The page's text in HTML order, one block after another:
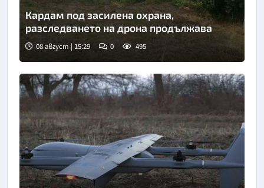
Снимка: БНР
Кардам под засилена охрана,
разследването на дрона продължава
08 август | 15:29 0 495